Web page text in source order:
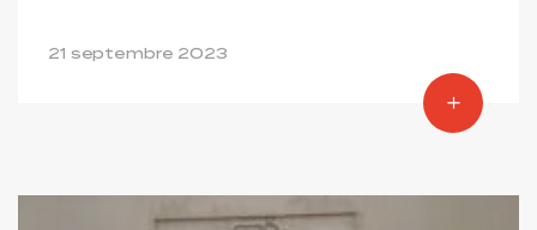
21 septembre 2023